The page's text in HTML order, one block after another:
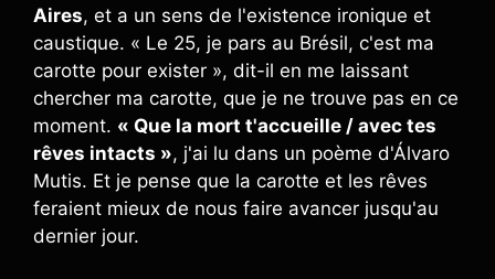
Aires, et a un sens de l'existence ironique et
caustique. « Le 25, je pars au Brésil, c'est ma
carotte pour exister », dit-il en me laissant
chercher ma carotte, que je ne trouve pas en ce
moment. « Que la mort t'accueille / avec tes
rêves intacts », j'ai lu dans un poème d'Álvaro
Mutis. Et je pense que la carotte et les rêves
feraient mieux de nous faire avancer jusqu'au
dernier jour.